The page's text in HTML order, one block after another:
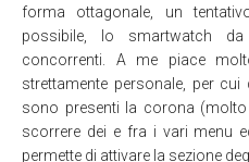
forma ottagonale, un
possibile, lo smartwatch
concorrenti. A me piace
strettamente personale, per
sono presenti la corona
scorrere dei e fra i vari menu
permette di attivare la sezione